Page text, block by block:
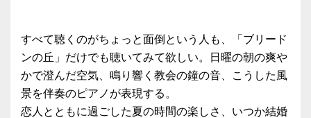
すべて聴くのがちょっと面倒という人も、「ブリード
ンの丘」だけでも聴いてみて欲しい。日曜の朝の爽や
かで澄んだ空気、鳴り響く教会の鐘の音、こうした風
景を伴奏のピアノが表現する。
恋人とともに過ごした夏の時間の楽しさ、いつか結婚